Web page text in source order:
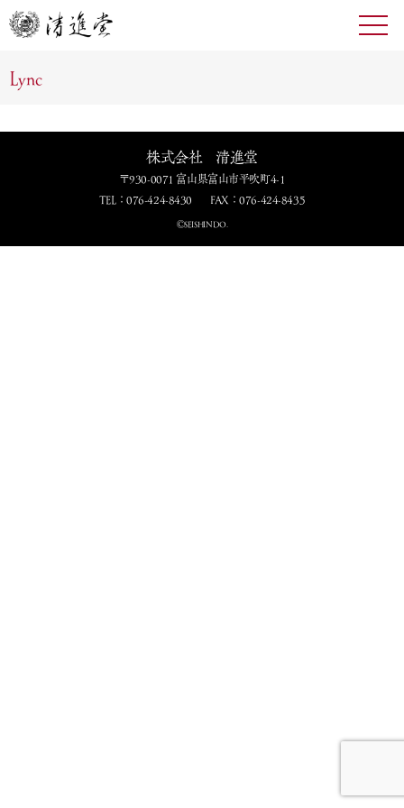
toggle
Lync
株式会社 清進堂
〒930-0071 富山県富山市平吹町4-1
TEL：076-424-8430
FAX：076-424-8435
ⒸSEISHINDO.